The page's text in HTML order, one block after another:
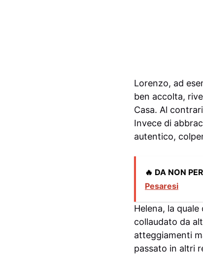
Lorenzo, ad
ben accolta,
Casa. Al
Invece di
autentico,
🔥 DA NON
Pesaresi
Helena, la
collaudato da
atteggiamenti
passato in altri